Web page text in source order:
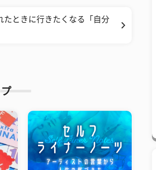
たときに行きたくなる「自分